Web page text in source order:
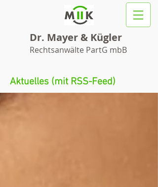
Dr. Mayer & Kügler
Rechtsanwälte PartG mbB
Aktuelles (mit RSS-Feed)